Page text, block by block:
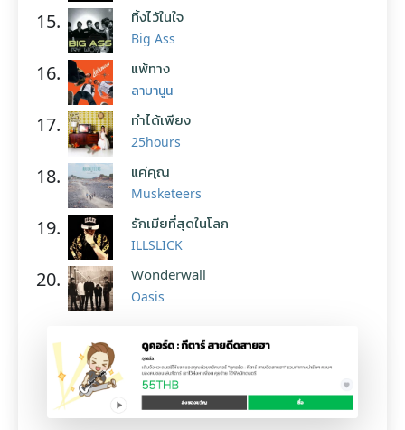
15. ทิ้งไว้ในใจ
Big Ass
16. แพ้ทาง
ลาบานูน
17. ทำได้เพียง
25hours
18. แค่คุณ
Musketeers
19. รักเมียที่สุดในโลก
ILLSLICK
20. Wonderwall
Oasis